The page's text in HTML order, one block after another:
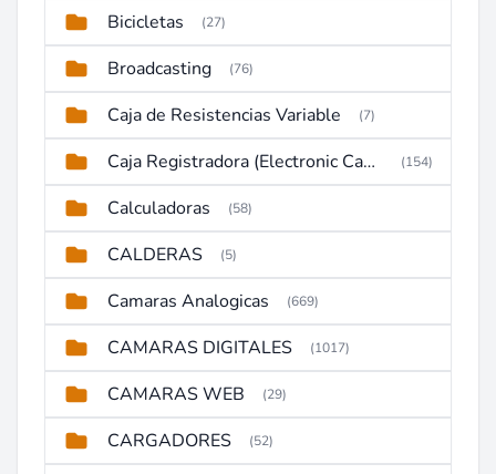
Bicicletas (27)
Broadcasting (76)
Caja de Resistencias Variable (7)
Caja Registradora (Electronic Cash Register) (154)
Calculadoras (58)
CALDERAS (5)
Camaras Analogicas (669)
CAMARAS DIGITALES (1017)
CAMARAS WEB (29)
CARGADORES (52)